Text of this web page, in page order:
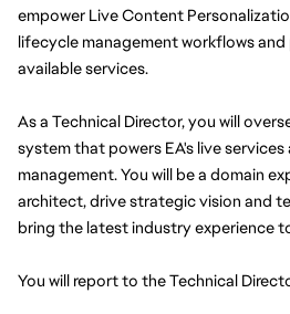
empower Live Content
lifecycle management workflows
available services.
As a Technical Director, you will
system that powers EA's live
management. You will be a domain
architect, drive strategic vision and
bring the latest industry experience
You will report to the Technical